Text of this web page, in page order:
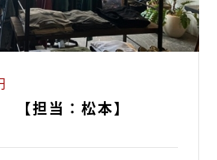
担当：松本】